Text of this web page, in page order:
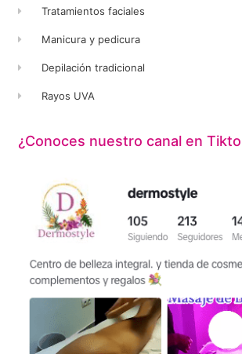
Tratamientos faciales
Manicura y pedicura
Depilación tradicional
Rayos UVA
¿Conoces nuestro canal en